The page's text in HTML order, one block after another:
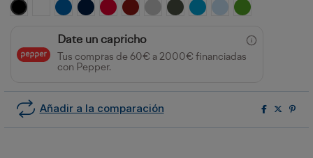
NEGRO BLANCOROYAL MARINOROJO GRANATEGRIS VIGORE
PLOMO OSCURO
TURQUESACELESTEVERDE GRASS
Date un capricho
Tus compras de 60€ a 2000€ financiadas
con Pepper.
Añadir a la comparación